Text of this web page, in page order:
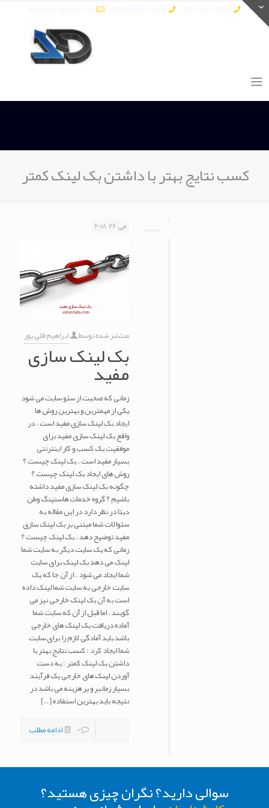
کسب نتایج بهتر با داشتن بک لینک کمتر
می 26, 2018
منتشر شده توسط ابراهیم قلی پور
بک لینک سازی
مفید
زمانی که صحبت از سئو سایت می شود
یکی از مهمترین و بهترین روش ها
ایجاد بک لینک سازی مفید است . در
واقع بک لینک سازی مفید برای
موفقیت یک کسب و کار اینترنتی
بسیار مفید است . بک لینک چیست ؟
روش های ایجاد بک لینک چیست ؟
چگونه بک لینک سازی مفید داشته
باشیم ؟ گروه خدمات هاستینگ وطن
دیتا در نظر دارد در این مقاله به
سئوالات شما مبتنی بر بک لینک سازی
مفید توضیح دهد . بک لینک چیست ؟
زمانی که یک سایت دیگر به سایت شما
لینک می دهد بک لینک برای سایت
شما ایجاد می شود . از آن جا که یک
سایت خارجی به سایت شما لینک داده
است به آن بک لینک خارجی نیز می
گویند . اما قبل از آن که سایت شما
آماده دریافت بک لینک های خارجی
باشد باید آمادگی لازم را برای سایت
شما ایجاد کرد : کسب نتایج بهتر با
داشتن بک لینک کمتر : به دست
آوردن لینک های خارجی یک فرآیند
بسیار زمانبر و پر هزینه می باشد در
نتیجه باید بهترین استفاده[…]
0
ادامه مطلب
سوالی دارید؟ نگران چیزی هستید؟